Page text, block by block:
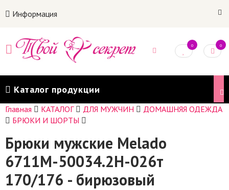
Информация
0 0
Каталог продукции
Главная КАТАЛОГ ДЛЯ МУЖЧИН
ДОМАШНЯЯ ОДЕЖДА
БРЮКИ И ШОРТЫ
Брюки мужские Melado
6711M-50034.2H-026т
170/176 - бирюзовый